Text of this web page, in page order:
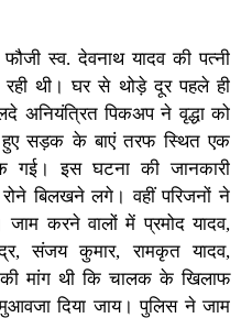
स्व. देवनाथ यादव की पत्नी
थी। घर से थोड़े दूर पहले ही
अनियंत्रित पिकअप ने वृद्धा को
सड़क के बाएं तरफ स्थित एक
इस घटना की जानकारी
बिलखने लगे। वहीं परिजनों ने
करने वालों में प्रमोद यादव,
संजय कुमार, रामकृत यादव,
मांग थी कि चालक के खिलाफ
दिया जाय। पुलिस ने जाम